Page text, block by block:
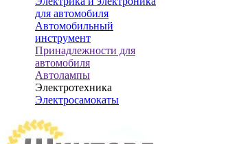
для автомобиля
Автомобильный
инструмент
Принадлежности для
автомобиля
Автолампы
Электротехника
Электросамокаты